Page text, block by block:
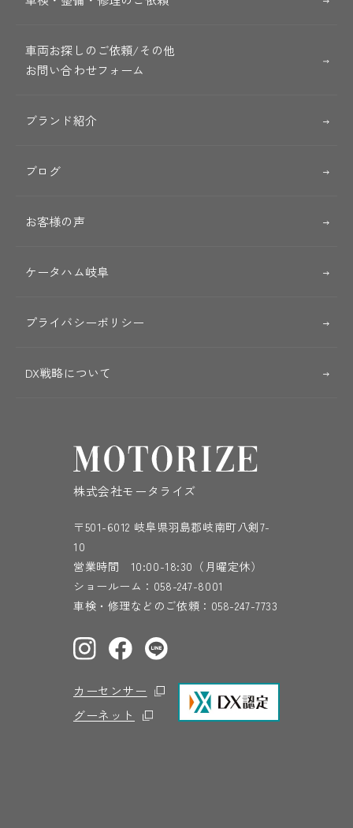
車両お探しのご依頼/その他
お問い合わせフォーム
ブランド紹介
ブログ
お客様の声
ケータハム岐阜
プライバシーポリシー
DX戦略について
株式会社モータライズ
〒501-6012 岐阜県羽島郡岐南町八剣7-
10
営業時間 10:00-18:30（月曜定休）
ショールーム： 058-247-8001
車検・修理などのご依頼： 058-247-7733
カーセンサー
グーネット